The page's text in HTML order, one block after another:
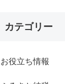
カテゴリー
お役立ち情報